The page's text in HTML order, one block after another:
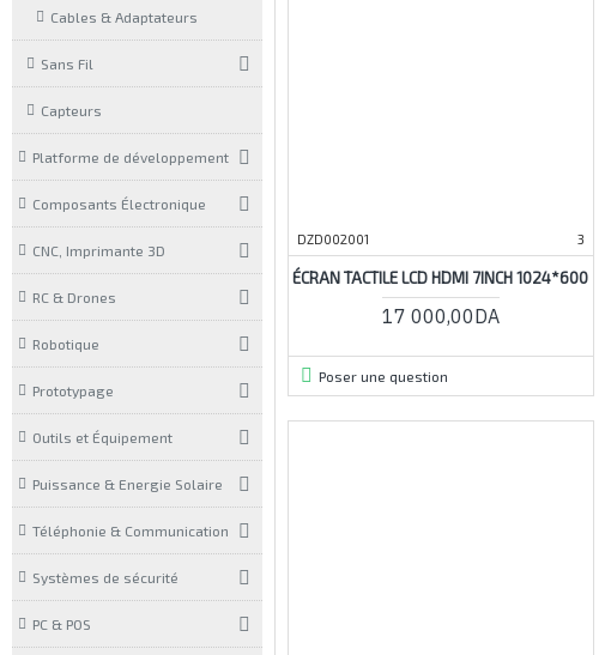
Cables & Adaptateurs
Sans Fil
Capteurs
Platforme de développement
Composants Électronique
CNC, Imprimante 3D
RC & Drones
Robotique
Prototypage
Outils et Équipement
Puissance & Energie Solaire
Téléphonie & Communication
Systèmes de sécurité
PC & POS
DZD002001 3
ÉCRAN TACTILE LCD HDMI 7INCH 1024*600
17 000,00DA
Poser une question